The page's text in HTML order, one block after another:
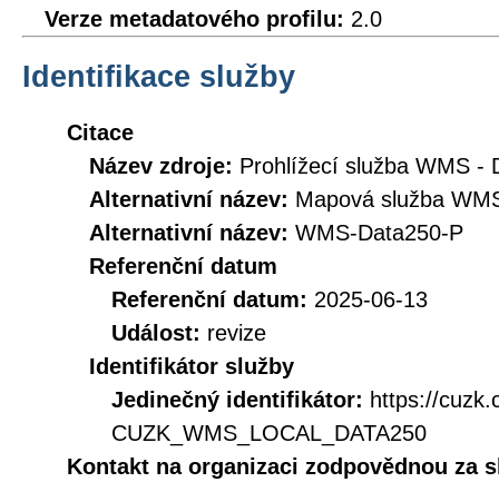
Verze metadatového profilu: 2.0
Identifikace služby
Citace
Název zdroje: Prohlížecí služba WMS -
Alternativní název: Mapová služba
Alternativní název: WMS-Data250-P
Referenční datum
Referenční datum: 2025-06-13
Událost: revize
Identifikátor služby
Jedinečný identifikátor: https://
CUZK_WMS_LOCAL_DATA250
Kontakt na organizaci zodpovědnou za